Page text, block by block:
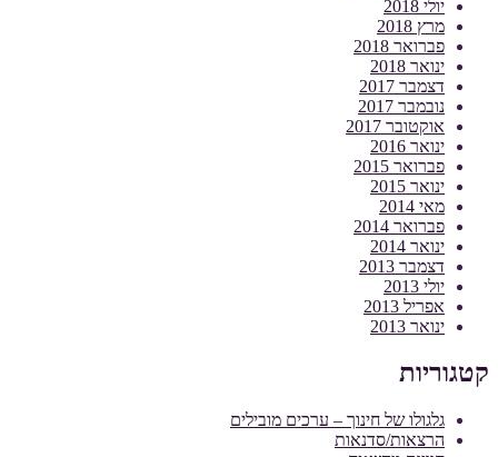
יולי 2018
מרץ 2018
פברואר 2018
ינואר 2018
דצמבר 2017
נובמבר 2017
אוקטובר 2017
ינואר 2016
פברואר 2015
ינואר 2015
מאי 2014
פברואר 2014
ינואר 2014
דצמבר 2013
יולי 2013
אפריל 2013
ינואר 2013
קטגוריות
גלגולו של חינוך – ערכים מובילים
הרצאות/סדנאות